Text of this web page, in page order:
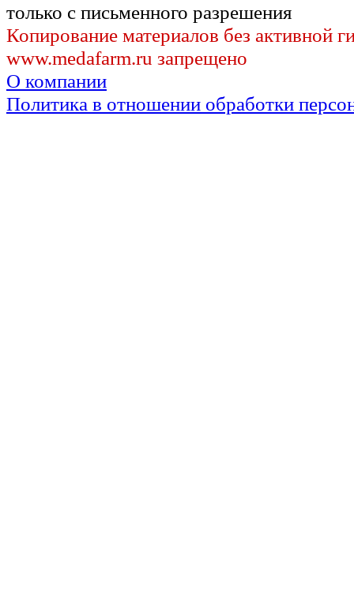
только с письменного разрешения
Копирование материалов без активной
www.medafarm.ru запрещено
О компании
Политика в отношении обработки